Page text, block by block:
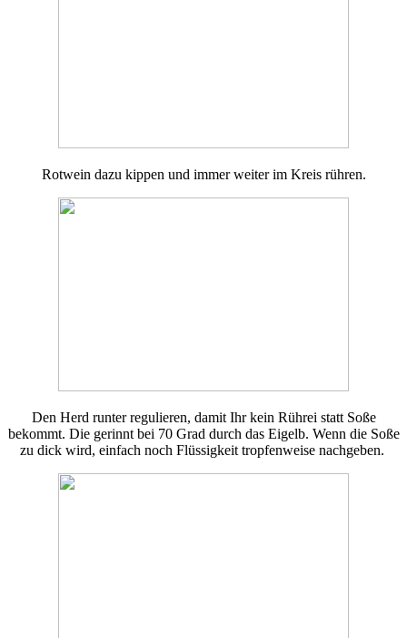
Rotwein dazu kippen und immer weiter im Kreis rühren.
Den Herd runter regulieren, damit Ihr kein Rührei statt Soße
bekommt. Die gerinnt bei 70 Grad durch das Eigelb. Wenn die Soße
zu dick wird, einfach noch Flüssigkeit tropfenweise nachgeben.